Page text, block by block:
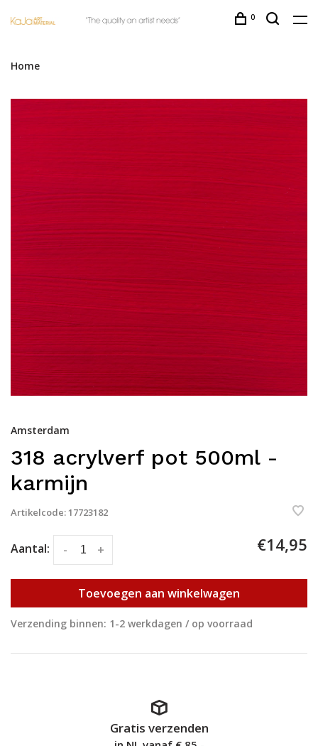
0
Home
Amsterdam
318 acrylverf pot 500ml -
karmijn
Artikelcode:17723182
Aantal: +
- €14,95
Toevoegen aan winkelwagen
Verzending binnen: 1-2 werkdagen / op voorraad
Gratis verzenden